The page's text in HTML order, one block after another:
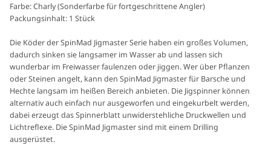
Farbe: Charly (Sonderfarbe für fortgeschrittene Angler)
Packungsinhalt: 1 Stück
Die Köder der SpinMad Jigmaster Serie haben ein großes Volumen,
dadurch sinken sie langsamer im Wasser ab und lassen sich
wunderbar im Freiwasser faulenzen oder jiggen. Wer über Pflanzen
oder Steinen angelt, kann den SpinMad Jigmaster für Barsche und
Hechte langsam im heißen Bereich anbieten. Die Jigspinner können
alternativ auch einfach nur ausgeworfen und eingekurbelt werden,
dabei erzeugt das Spinnerblatt unwiderstehliche Druckwellen und
Lichtreflexe. Die SpinMad Jigmaster sind mit einem Drilling
ausgerüstet.